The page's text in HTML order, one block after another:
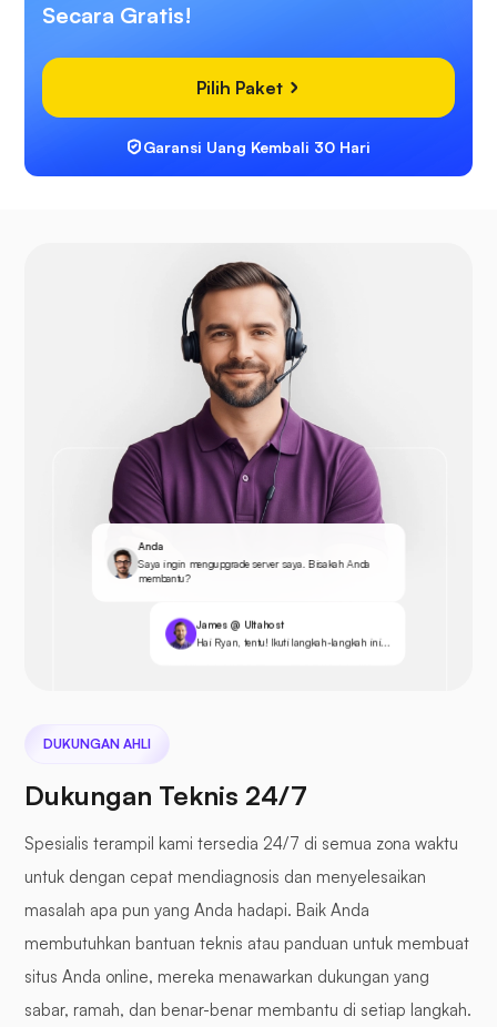
Secara Gratis!
Pilih Paket
Garansi Uang Kembali 30 Hari
Anda
Saya ingin mengupgrade server saya. Bisakah Anda
membantu?
James @ Ultahost
Hai Ryan, tentu! Ikuti langkah-langkah ini...
DUKUNGAN AHLI
Dukungan Teknis 24/7
Spesialis terampil kami tersedia 24/7 di semua zona waktu
untuk dengan cepat mendiagnosis dan menyelesaikan
masalah apa pun yang Anda hadapi. Baik Anda
membutuhkan bantuan teknis atau panduan untuk membuat
situs Anda online, mereka menawarkan dukungan yang
sabar, ramah, dan benar-benar membantu di setiap langkah.